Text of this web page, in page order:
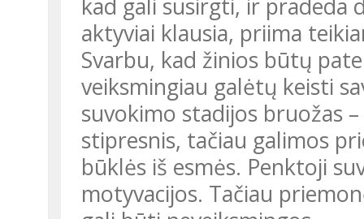
kad gali susirgti, ir pradeda
aktyviai klausia, priima
Svarbu, kad žinios būtų
veiksmingiau galėtų keisti
suvokimo stadijos bruožas
stipresnis, tačiau galimos
būklės iš esmės. Penktoji
motyvacijos. Tačiau